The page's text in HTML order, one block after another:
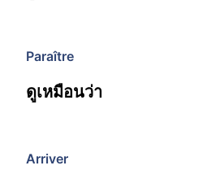
Paraître
ดูเหมือนว่า
Arriver